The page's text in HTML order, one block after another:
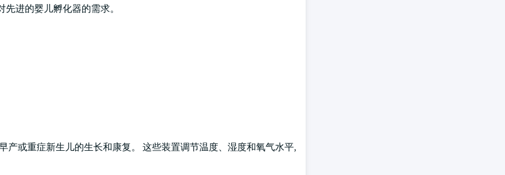
进的婴儿孵化器的需求。
或重症新生儿的生长和康复。 这些装置调节温度、湿度和氧气水平,